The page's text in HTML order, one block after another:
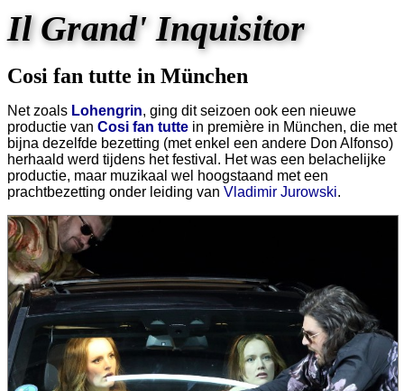
Il Grand' Inquisitor
Cosi fan tutte in München
Net zoals Lohengrin, ging dit seizoen ook een nieuwe
productie van Cosi fan tutte in première in München, die met
bijna dezelfde bezetting (met enkel een andere Don Alfonso)
herhaald werd tijdens het festival. Het was een belachelijke
productie, maar muzikaal wel hoogstaand met een
prachtbezetting onder leiding van Vladimir Jurowski.